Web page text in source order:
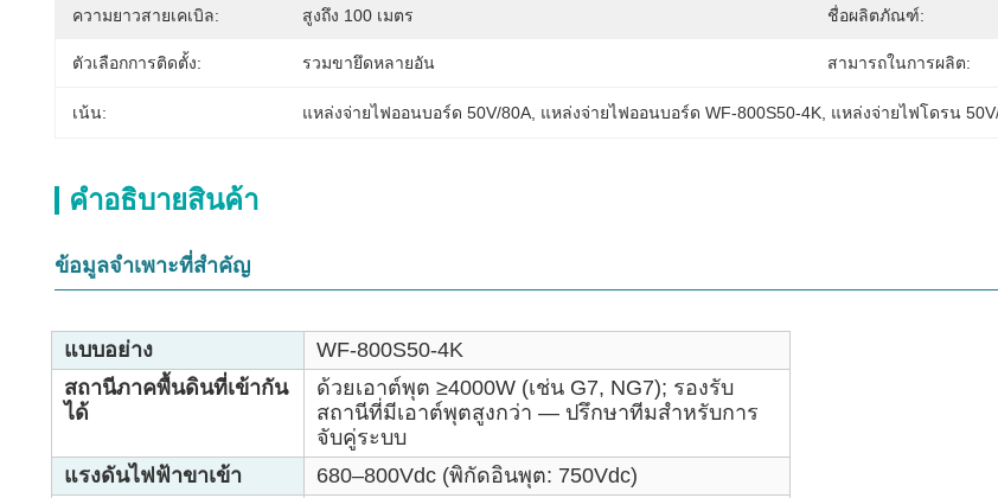
ความยาวสายเคเบิล: สูงถึง 100 เมตร ชื่อผลิตภัณฑ์:
ตัวเลือกการติดตั้ง: รวมขายึดหลายอัน สามารถในการผลิต:
เน้น: แหล่งจ่ายไฟออนบอร์ด 50V/80A แหล่งจ่ายไฟออนบอร์ด WF-800S50-4K แหล่งจ่ายไฟโดรน
คําอธิบายสินค้า
ข้อมูลจำเพาะที่สำคัญ
แบบอย่าง
WF-800S50-4K
สถานีภาคพื้นดินที่เข้ากัน
ได้
ด้วยเอาต์พุต ≥4000W (เช่น G7, NG7); รองรับ
สถานีที่มีเอาต์พุตสูงกว่า — ปรึกษาทีมสำหรับการ
จับคู่ระบบ
แรงดันไฟฟ้าขาเข้า
680–800Vdc (พิกัดอินพุต: 750Vdc)